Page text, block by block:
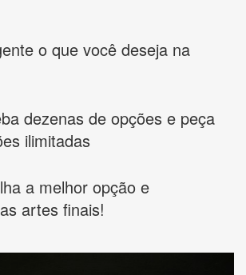
o que você deseja na
dezenas de opções e peça
ilimitadas
a melhor opção e
artes finais!